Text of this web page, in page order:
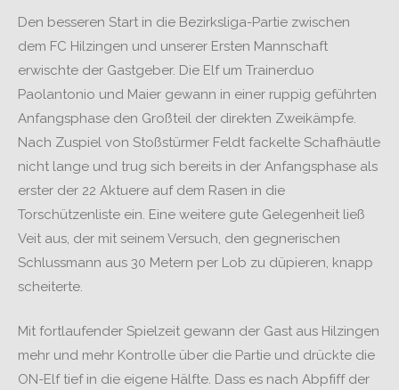
Den besseren Start in die Bezirksliga-Partie zwischen
dem FC Hilzingen und unserer Ersten Mannschaft
erwischte der Gastgeber. Die Elf um Trainerduo
Paolantonio und Maier gewann in einer ruppig geführten
Anfangsphase den Großteil der direkten Zweikämpfe.
Nach Zuspiel von Stoßstürmer Feldt fackelte Schafhäutle
nicht lange und trug sich bereits in der Anfangsphase als
erster der 22 Aktuere auf dem Rasen in die
Torschützenliste ein. Eine weitere gute Gelegenheit ließ
Veit aus, der mit seinem Versuch, den gegnerischen
Schlussmann aus 30 Metern per Lob zu düpieren, knapp
scheiterte.
Mit fortlaufender Spielzeit gewann der Gast aus Hilzingen
mehr und mehr Kontrolle über die Partie und drückte die
ON-Elf tief in die eigene Hälfte. Dass es nach Abpfiff der